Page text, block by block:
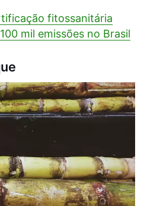
fitossanitária
mil emissões no Brasil